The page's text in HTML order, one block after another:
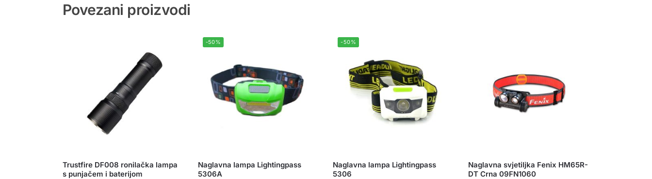
Povezani proizvodi
Trustfire DF008 ronilačka lampa
s punjačem i baterijom
-50%
Naglavna lampa Lightingpass
5306A
-50%
Naglavna lampa Lightingpass
5306
Naglavna svjetiljka Fenix HM65R-
DT Crna 09FN1060